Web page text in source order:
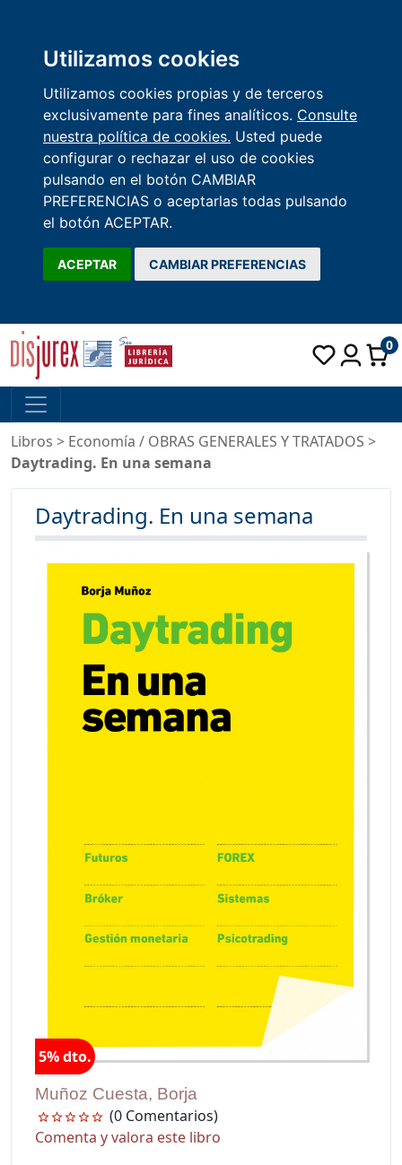
Utilizamos cookies
Utilizamos cookies propias y de terceros
exclusivamente para fines analíticos. Consulte
nuestra política de cookies. Usted puede
configurar o rechazar el uso de cookies
pulsando en el botón CAMBIAR
PREFERENCIAS o aceptarlas todas pulsando
el botón ACEPTAR.
ACEPTAR CAMBIAR PREFERENCIAS
0
Libros > Economía / OBRAS GENERALES Y TRATADOS >
Daytrading. En una semana
Daytrading. En una semana
5% dto.
Muñoz Cuesta, Borja
(0 Comentarios)
Comenta y valora este libro